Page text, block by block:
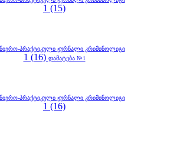
1 (15)
პრაქტიკული ჟურნალი კრიმინოლიგი
1 (16) დამატება №1
პრაქტიკული ჟურნალი კრიმინოლიგი
1 (16)